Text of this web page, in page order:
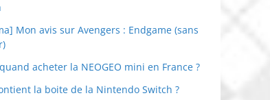
Mon avis sur Avengers : Endgame (sans
acheter la NEOGEO mini en France ?
la boite de la Nintendo Switch ?